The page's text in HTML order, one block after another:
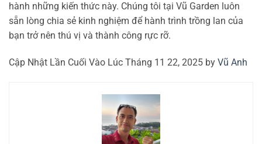
hành những kiến thức này. Chúng tôi tại Vũ Garden luôn
sẵn lòng chia sẻ kinh nghiệm để hành trình trồng lan của
bạn trở nên thú vị và thành công rực rỡ.
Cập Nhật Lần Cuối Vào Lúc Tháng 11 22, 2025 by Vũ Anh